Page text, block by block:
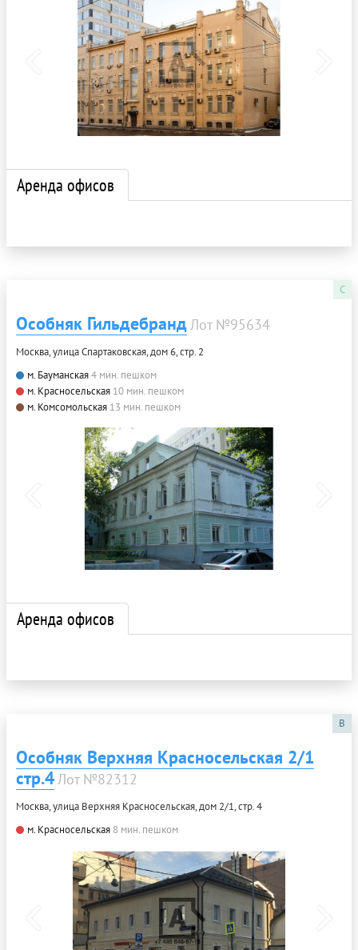
Аренда офисов
C
Особняк ГильдебрандЛот №95634
Москва, улица Спартаковская, дом 6, стр. 2
м. Бауманская4 мин. пешком
м. Красносельская 10 мин. пешком
м. Комсомольская 13 мин. пешком
Аренда офисов
B
Особняк Верхняя Красносельская 2/1
стр.4Лот №82312
Москва, улица Верхняя Красносельская, дом 2/1, стр. 4
м. Красносельская 8 мин. пешком